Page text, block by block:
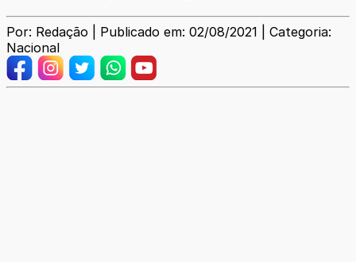
Por: Redação | Publicado em: 02/08/2021 | Categoria:
Nacional